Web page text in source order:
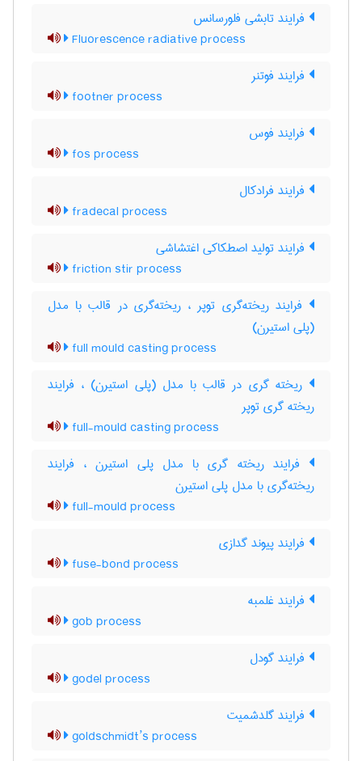
فرایند تابشی فلورسانس
Fluorescence radiative process
فرایند فوتنر
footner process
فرایند فوس
fos process
فرایند فرادکال
fradecal process
فرایند تولید اصطکاکی اغتشاشی
friction stir process
فرایند ریخته‌گری توپر ، ریخته‌گری در قالب با مدل
(پلی استیرن)
full mould casting process
ریخته گری در قالب با مدل (پلی استیرن) ، فرایند
ریخته گری توپر
full-mould casting process
فرایند ریخته گری با مدل پلی استیرن ، فرایند
ریخته‌گری با مدل پلی استیرن
full-mould process
فرایند پیوند گدازی
fuse-bond process
فرایند غلمبه
gob process
فرایند گودل
godel process
فرایند گلدشمیت
goldschmidt’s process